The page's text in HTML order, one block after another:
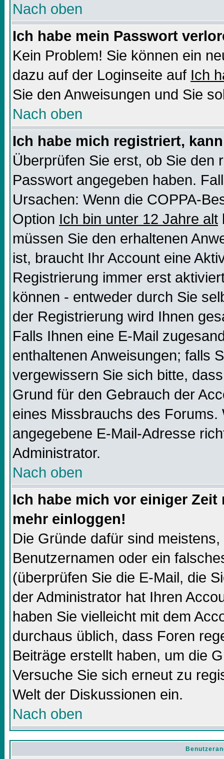
Nach oben
Ich habe mein Passwort
Kein Problem! Sie können ein
dazu auf der Loginseite auf Ich
Sie den Anweisungen und Sie
Nach oben
Ich habe mich registriert,
Überprüfen Sie erst, ob Sie den
Passwort angegeben haben.
Ursachen: Wenn die COPPA-
Option Ich bin unter 12 Jahre alt
müssen Sie den erhaltenen
ist, braucht Ihr Account eine
Registrierung immer erst
können - entweder durch Sie
der Registrierung wird Ihnen
Falls Ihnen eine E-Mail
enthaltenen Anweisungen; falls
vergewissern Sie sich bitte,
Grund für den Gebrauch der
eines Missbrauchs des
angegebene E-Mail-Adresse
Administrator.
Nach oben
Ich habe mich vor einiger
mehr einloggen!
Die Gründe dafür sind
Benutzernamen oder ein
(überprüfen Sie die E-Mail, die
der Administrator hat Ihren
haben Sie vielleicht mit dem
durchaus üblich, dass Foren
Beiträge erstellt haben, um die
Versuche Sie sich erneut zu
Welt der Diskussionen ein.
Nach oben